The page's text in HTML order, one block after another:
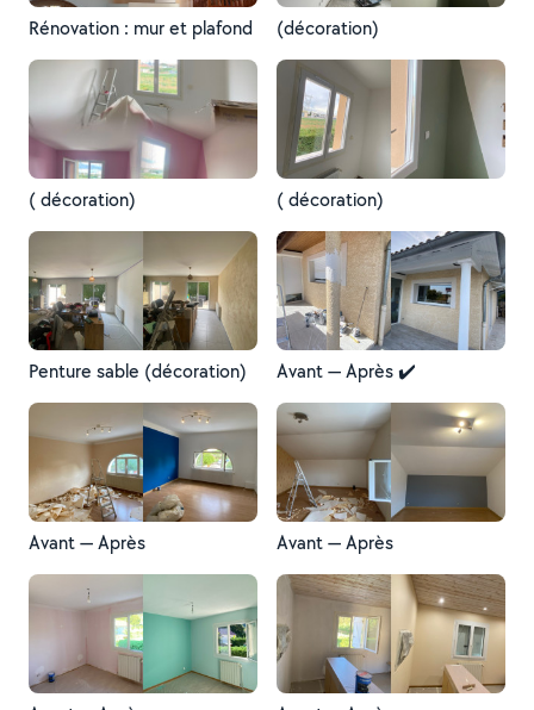
Rénovation : mur et plafond (décoration)
( décoration) ( décoration)
Penture sable (décoration) Avant — Après ✔️
Avant — Après Avant — Après